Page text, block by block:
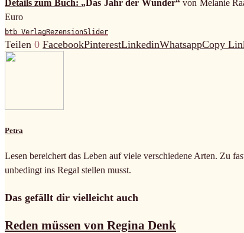
Details zum Buch: „Das Jahr der Wunder“ von Melanie
Euro
btb VerlagRezensionSlider
Teilen 0 FacebookPinterestLinkedinWhatsappCopy
Petra
Lesen bereichert das Leben auf viele verschiedene Arten. Zu
unbedingt ins Regal stellen musst.
Das gefällt dir vielleicht auch
Reden müssen von Regina Denk